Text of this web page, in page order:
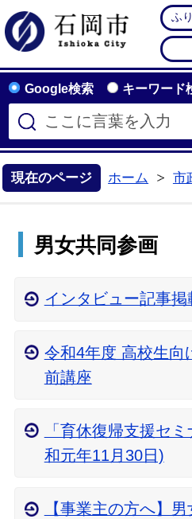
ふ
Google検索 キーワード
現在のページ ホーム
市
男女共同参画
インタビュー記事掲
令和4年度 高校生向
前講座
「育休復帰支援セ
和元年11月30日)
【事業主の方へ】